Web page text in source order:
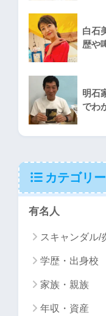
白石
歴や
明石
でわ
カテゴリー
有名人
スキャンダル/
学歴・出身校
家族・親族
年収・資産